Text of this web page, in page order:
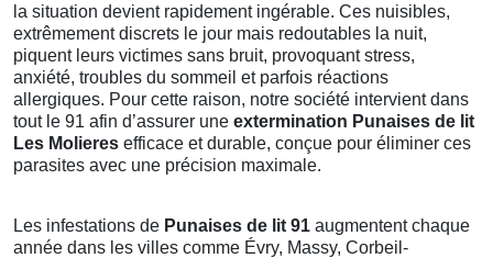
la situation devient rapidement ingérable. Ces nuisibles,
extrêmement discrets le jour mais redoutables la nuit,
piquent leurs victimes sans bruit, provoquant stress,
anxiété, troubles du sommeil et parfois réactions
allergiques. Pour cette raison, notre société intervient dans
tout le 91 afin d’assurer une extermination Punaises de lit
Les Molieres efficace et durable, conçue pour éliminer ces
parasites avec une précision maximale.
Les infestations de Punaises de lit 91 augmentent chaque
année dans les villes comme Évry, Massy, Corbeil-